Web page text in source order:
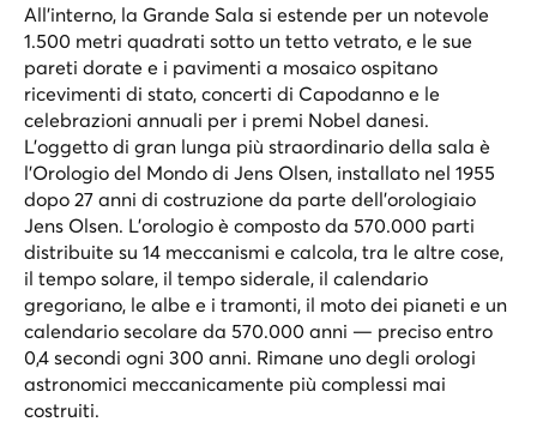
All'interno, la Grande Sala si estende per un notevole
1.500 metri quadrati sotto un tetto vetrato, e le sue
pareti dorate e i pavimenti a mosaico ospitano
ricevimenti di stato, concerti di Capodanno e le
celebrazioni annuali per i premi Nobel danesi.
L'oggetto di gran lunga più straordinario della sala è
l'Orologio del Mondo di Jens Olsen, installato nel 1955
dopo 27 anni di costruzione da parte dell'orologiaio
Jens Olsen. L'orologio è composto da 570.000 parti
distribuite su 14 meccanismi e calcola, tra le altre cose,
il tempo solare, il tempo siderale, il calendario
gregoriano, le albe e i tramonti, il moto dei pianeti e un
calendario secolare da 570.000 anni — preciso entro
0,4 secondi ogni 300 anni. Rimane uno degli orologi
astronomici meccanicamente più complessi mai
costruiti.